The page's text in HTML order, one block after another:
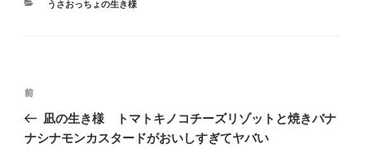
カ
うさおっちょの生き様
投
ナ
前
の
投
前
凪の生き様 トマトキノコチーズリゾットと焼きバナ
ナシナモンカスタードがおいしすぎてヤバい